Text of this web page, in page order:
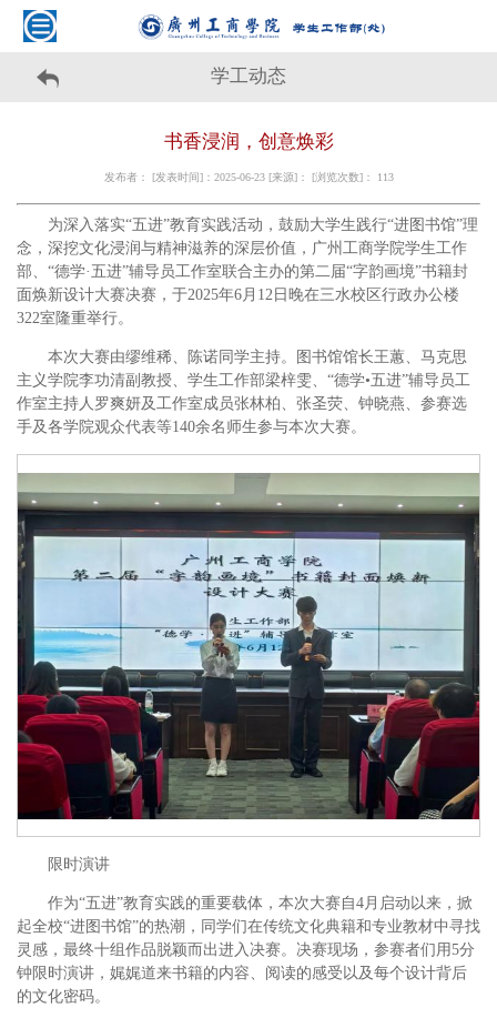
学工动态
书香浸润，创意焕彩
发布者： [发表时间]：2025-06-23 [来源]： [浏览次数]： 113
为深入落实“五进”教育实践活动，鼓励大学生践行“进图书馆”理
念，深挖文化浸润与精神滋养的深层价值，广州工商学院学生工作
部、“德学·五进”辅导员工作室联合主办的第二届“字韵画境”书籍封
面焕新设计大赛决赛，于2025年6月12日晚在三水校区行政办公楼
322室隆重举行。
本次大赛由缪维稀、陈诺同学主持。图书馆馆长王蕙、马克思
主义学院李功清副教授、学生工作部梁梓雯、“德学•五进”辅导员工
作室主持人罗爽妍及工作室成员张林柏、张圣荧、钟晓燕、参赛选
手及各学院观众代表等140余名师生参与本次大赛。
限时演讲
作为“五进”教育实践的重要载体，本次大赛自4月启动以来，掀
起全校“进图书馆”的热潮，同学们在传统文化典籍和专业教材中寻找
灵感，最终十组作品脱颖而出进入决赛。决赛现场，参赛者们用5分
钟限时演讲，娓娓道来书籍的内容、阅读的感受以及每个设计背后
的文化密码。